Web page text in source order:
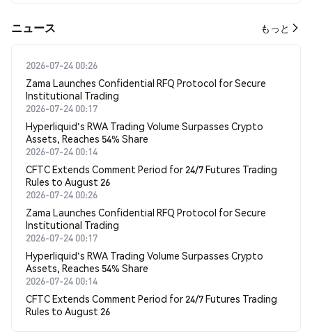
​​ニュース​​ もっと
2026-07-24 00:26
Zama Launches Confidential RFQ Protocol for Secure
Institutional Trading
2026-07-24 00:17
Hyperliquid's RWA Trading Volume Surpasses Crypto
Assets, Reaches 54% Share
2026-07-24 00:14
CFTC Extends Comment Period for 24/7 Futures Trading
Rules to August 26
2026-07-24 00:26
Zama Launches Confidential RFQ Protocol for Secure
Institutional Trading
2026-07-24 00:17
Hyperliquid's RWA Trading Volume Surpasses Crypto
Assets, Reaches 54% Share
2026-07-24 00:14
CFTC Extends Comment Period for 24/7 Futures Trading
Rules to August 26